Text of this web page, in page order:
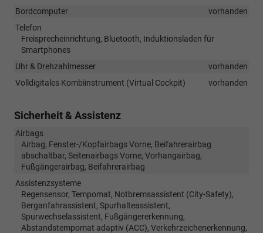
Bordcomputer
vorhanden
Telefon
Freisprecheinrichtung, Bluetooth, Induktionsladen für
Smartphones
Uhr & Drehzahlmesser
vorhanden
Volldigitales Kombiinstrument (Virtual Cockpit)
vorhanden
Sicherheit & Assistenz
Airbags
Airbag, Fenster-/Kopfairbags Vorne, Beifahrerairbag
abschaltbar, Seitenairbags Vorne, Vorhangairbag,
Fußgängerairbag, Beifahrerairbag
Assistenzsysteme
Regensensor, Tempomat, Notbremsassistent (City-Safety),
Berganfahrassistent, Spurhalteassistent,
Spurwechselassistent, Fußgängererkennung,
Abstandstempomat adaptiv (ACC), Verkehrzeichenerkennung,